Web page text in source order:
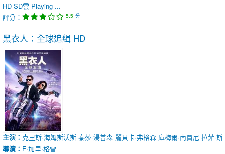
HD SD雲 Playing ...
評分：
5.5 分
黑衣人：全球追緝 HD
主演： 克里斯·海姆斯沃斯 泰莎·湯普森 麗貝卡·弗格森 庫梅爾·南賈尼 拉菲·斯
導演： F·加里·格雷